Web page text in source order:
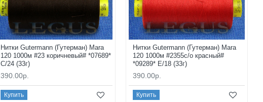
Нитки Gutermann (Гутерман) Mara
120 1000м #23 коричневый# *07689*
C/24 (33г)
390.00р.
Купить
Нитки Gutermann (Гутерман) Mara
120 1000м #2355с/о красный#
*09289* E/18 (33г)
390.00р.
Купить